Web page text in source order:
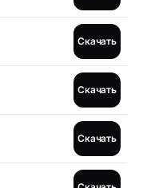
Скачать
Скачать
Скачать